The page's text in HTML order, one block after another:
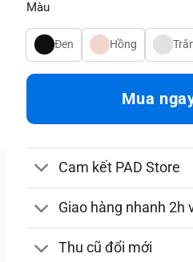
Màu
Đen Hồng
Mua
Cam kết PAD Store
Giao hàng nhanh 2h
Thu cũ đổi mới